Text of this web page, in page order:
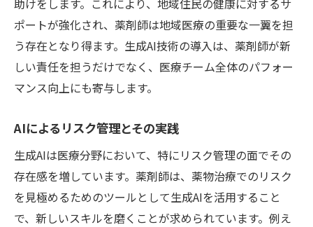
ポートが強化され、薬剤師は地域医療の重要な一翼を担
う存在となり得ます。生成AI技術の導入は、薬剤師が新
しい責任を担うだけでなく、医療チーム全体のパフォー
マンス向上にも寄与します。
AIによるリスク管理とその実践
生成AIは医療分野において、特にリスク管理の面でその
存在感を増しています。薬剤師は、薬物治療でのリスク
を見極めるためのツールとして生成AIを活用すること
で、新しいスキルを磨くことが求められています。例え